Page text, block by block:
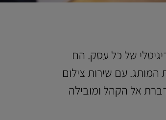
של כל עסק. הם
עם שירות צילום
אל הקהל ומובילה